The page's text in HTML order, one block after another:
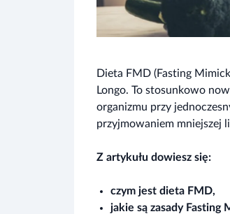
Dieta FMD (Fasting
Longo. To stosunkowo
organizmu przy
przyjmowaniem mniejszej
Z artykułu dowiesz się:
czym jest dieta FMD,
jakie są zasady Fasting